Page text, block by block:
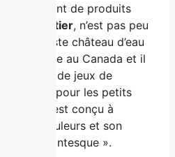
de produits
Valcartier, n’est pas peu
très vaste château d’eau
unique au Canada et il
paradis de jeux de
marins pour les petits
est conçu à
Ses couleurs et son
jouet gigantesque ».